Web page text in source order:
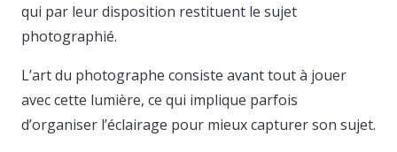
qui par leur disposition restituent le sujet
photographié.
L’art du photographe consiste avant tout à jouer
avec cette lumière, ce qui implique parfois
d’organiser l’éclairage pour mieux capturer son sujet.